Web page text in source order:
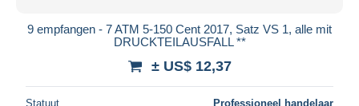
Eindigt binnen
Prijs
9 empfangen - 7 ATM 5-150 Cent 2017, Satz VS 1, alle mit
DRUCKTEILAUSFALL **
± US$ 12,37
Statuut Professioneel handelaar